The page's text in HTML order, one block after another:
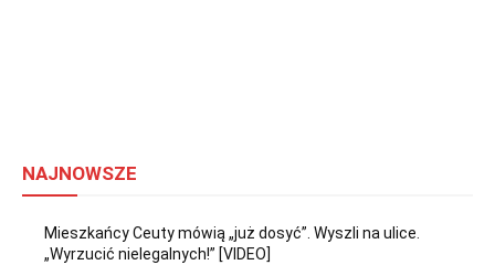
NAJNOWSZE
Mieszkańcy Ceuty mówią „już dosyć”. Wyszli na ulice.
„Wyrzucić nielegalnych!” [VIDEO]